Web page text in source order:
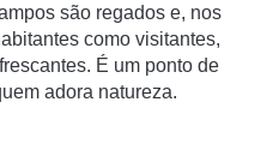
são regados e, nos
como visitantes,
É um ponto de
adora natureza.